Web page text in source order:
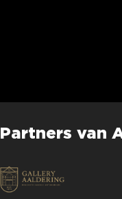
Partners van